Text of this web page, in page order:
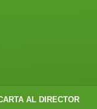
AL DIRECTOR